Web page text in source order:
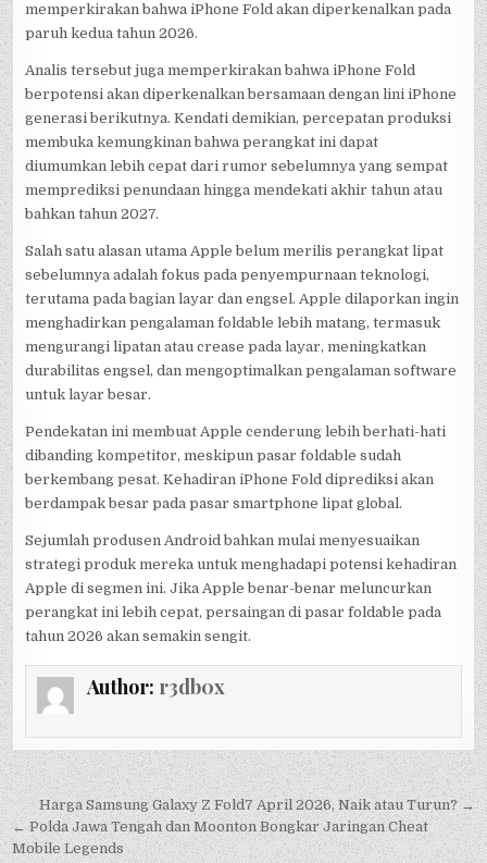
memperkirakan bahwa iPhone Fold akan diperkenalkan pada
paruh kedua tahun 2026.
Analis tersebut juga memperkirakan bahwa iPhone Fold
berpotensi akan diperkenalkan bersamaan dengan lini iPhone
generasi berikutnya. Kendati demikian, percepatan produksi
membuka kemungkinan bahwa perangkat ini dapat
diumumkan lebih cepat dari rumor sebelumnya yang sempat
memprediksi penundaan hingga mendekati akhir tahun atau
bahkan tahun 2027.
Salah satu alasan utama Apple belum merilis perangkat lipat
sebelumnya adalah fokus pada penyempurnaan teknologi,
terutama pada bagian layar dan engsel. Apple dilaporkan ingin
menghadirkan pengalaman foldable lebih matang, termasuk
mengurangi lipatan atau crease pada layar, meningkatkan
durabilitas engsel, dan mengoptimalkan pengalaman software
untuk layar besar.
Pendekatan ini membuat Apple cenderung lebih berhati-hati
dibanding kompetitor, meskipun pasar foldable sudah
berkembang pesat. Kehadiran iPhone Fold diprediksi akan
berdampak besar pada pasar smartphone lipat global.
Sejumlah produsen Android bahkan mulai menyesuaikan
strategi produk mereka untuk menghadapi potensi kehadiran
Apple di segmen ini. Jika Apple benar-benar meluncurkan
perangkat ini lebih cepat, persaingan di pasar foldable pada
tahun 2026 akan semakin sengit.
Author: r3db0x
Post
navigation
Harga Samsung Galaxy Z Fold7 April 2026, Naik atau Turun? →
← Polda Jawa Tengah dan Moonton Bongkar Jaringan Cheat
Mobile Legends